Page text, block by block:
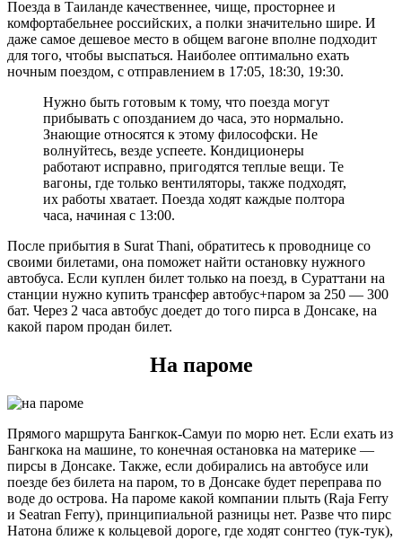
Поезда в Таиланде качественнее, чище, просторнее и
комфортабельнее российских, а полки значительно шире. И
даже самое дешевое место в общем вагоне вполне подходит
для того, чтобы выспаться. Наиболее оптимально ехать
ночным поездом, с отправлением в 17:05, 18:30, 19:30.
Нужно быть готовым к тому, что поезда могут
прибывать с опозданием до часа, это нормально.
Знающие относятся к этому философски. Не
волнуйтесь, везде успеете. Кондиционеры
работают исправно, пригодятся теплые вещи. Те
вагоны, где только вентиляторы, также подходят,
их работы хватает. Поезда ходят каждые полтора
часа, начиная с 13:00.
После прибытия в Surat Thani, обратитесь к проводнице со
своими билетами, она поможет найти остановку нужного
автобуса. Если куплен билет только на поезд, в Сураттани на
станции нужно купить трансфер автобус+паром за 250 — 300
бат. Через 2 часа автобус доедет до того пирса в Донсаке, на
какой паром продан билет.
На пароме
Прямого маршрута Бангкок-Самуи по морю нет. Если ехать из
Бангкока на машине, то конечная остановка на материке —
пирсы в Донсаке. Также, если добирались на автобусе или
поезде без билета на паром, то в Донсаке будет переправа по
воде до острова. На пароме какой компании плыть (Raja Ferry
и Seatran Ferry), принципиальной разницы нет. Разве что пирс
Натона ближе к кольцевой дороге, где ходят сонгтео (тук-тук),